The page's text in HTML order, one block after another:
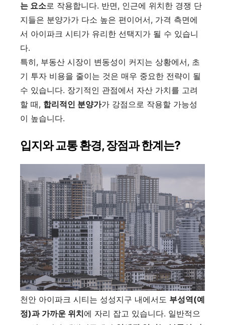
는 요소로 작용합니다. 반면, 인근에 위치한 경쟁 단
지들은 분양가가 다소 높은 편이어서, 가격 측면에
서 아이파크 시티가 유리한 선택지가 될 수 있습니
다.
특히, 부동산 시장이 변동성이 커지는 상황에서, 초
기 투자 비용을 줄이는 것은 매우 중요한 전략이 될
수 있습니다. 장기적인 관점에서 자산 가치를 고려
할 때, 합리적인 분양가가 강점으로 작용할 가능성
이 높습니다.
입지와 교통 환경, 장점과 한계는?
천안 아이파크 시티는 성성지구 내에서도 부성역(예
정)과 가까운 위치에 자리 잡고 있습니다. 일반적으